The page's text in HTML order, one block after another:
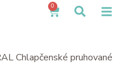
0
Chlapčenské pruhované